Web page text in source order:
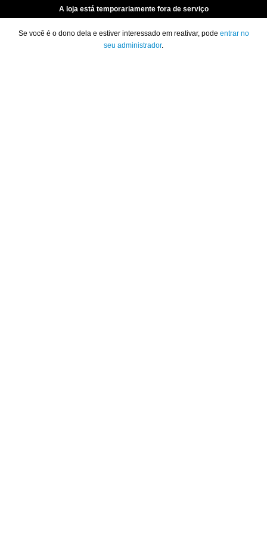
A loja está temporariamente fora de serviço
Se você é o dono dela e estiver interessado em reativar, pode entrar no
seu administrador.